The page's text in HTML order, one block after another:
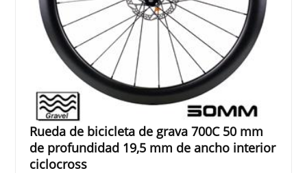
Rueda de bicicleta de grava 700C 50 mm
de profundidad 19,5 mm de ancho interior
ciclocross